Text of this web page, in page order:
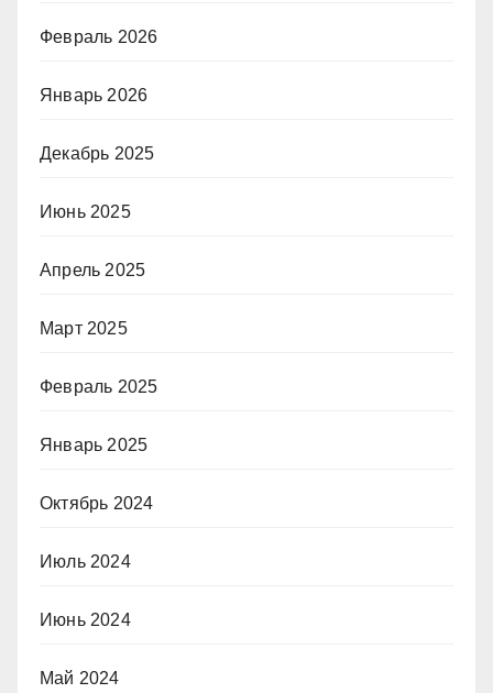
Февраль 2026
Январь 2026
Декабрь 2025
Июнь 2025
Апрель 2025
Март 2025
Февраль 2025
Январь 2025
Октябрь 2024
Июль 2024
Июнь 2024
Май 2024